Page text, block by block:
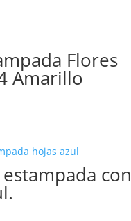
Flores
Amarillo
con